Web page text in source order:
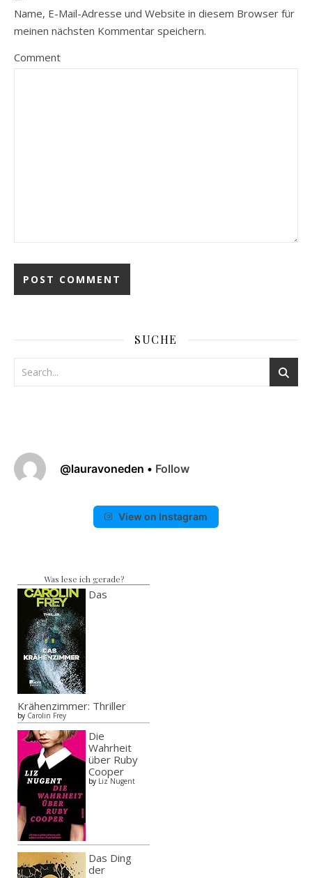
Name, E-Mail-Adresse und Website in diesem Browser für
meinen nächsten Kommentar speichern.
Comment
SUCHE
@lauravoneden • Follow
View on Instagram
Was lese ich gerade?
Das
Krähenzimmer: Thriller
by Carolin Frey
Die
Wahrheit
über Ruby
Cooper
by Liz Nugent
Das Ding
der